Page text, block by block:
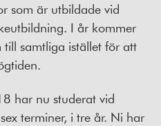
som är utbildade vid
I år kommer
till samtliga istället för att
har nu studerat vid
terminer, i tre år. Ni har